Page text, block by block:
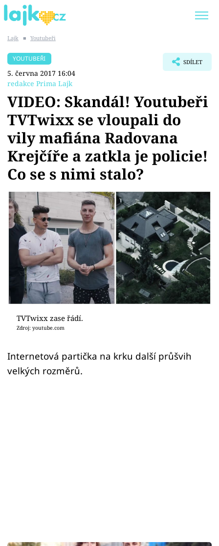
SHOPAHOLICADEL
Témata
Showbyznys
Youtubeři
Virály
Sex a vztahy
Videa
Sledujte prima+
Přihlášení
Lajk ■ Youtubeři
YOUTUBEŘI
5. června 2017 16:04
redakce Prima Lajk
SDÍLET
VIDEO: Skandál! Youtubeři
TVTwixx se vloupali do
vily mafiána Radovana
Krejčíře a zatkla je policie!
Co se s nimi stalo?
TVTwixx zase řádí.
Zdroj: youtube.com
Internetová partička na krku další průšvih
velkých rozměrů.